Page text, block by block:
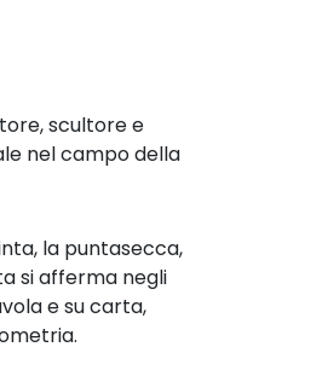
scultore e
nel campo della
la puntasecca,
si afferma negli
e su carta,